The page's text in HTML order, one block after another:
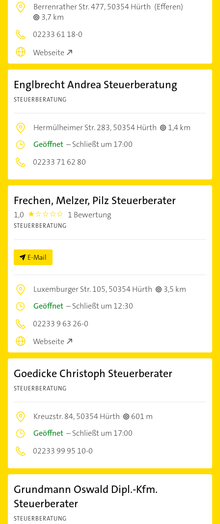
Berrenrather Str. 477,50354 Hürth (Efferen)
3,7 km
02233 61 18-0
Webseite
Englbrecht Andrea Steuerberatung
STEUERBERATUNG
Hermülheimer Str. 283,50354 Hürth
1,4 km
Geöffnet –Schließt um 17:00
02233 71 62 80
Frechen, Melzer, Pilz Steuerberater
1,0 1.0 1 Bewertung
STEUERBERATUNG
E-Mail
Luxemburger Str. 105,50354 Hürth
3,5 km
Geöffnet –Schließt um 12:30
02233 9 63 26-0
Webseite
Goedicke Christoph Steuerberater
STEUERBERATUNG
Kreuzstr. 84,50354 Hürth
601 m
Geöffnet –Schließt um 17:00
02233 99 95 10-0
Grundmann Oswald Dipl.-Kfm.
Steuerberater
STEUERBERATUNG